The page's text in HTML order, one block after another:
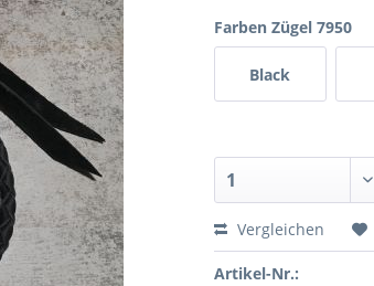
Farben Zügel 7950
Black
Vergleichen
Artikel-Nr.: